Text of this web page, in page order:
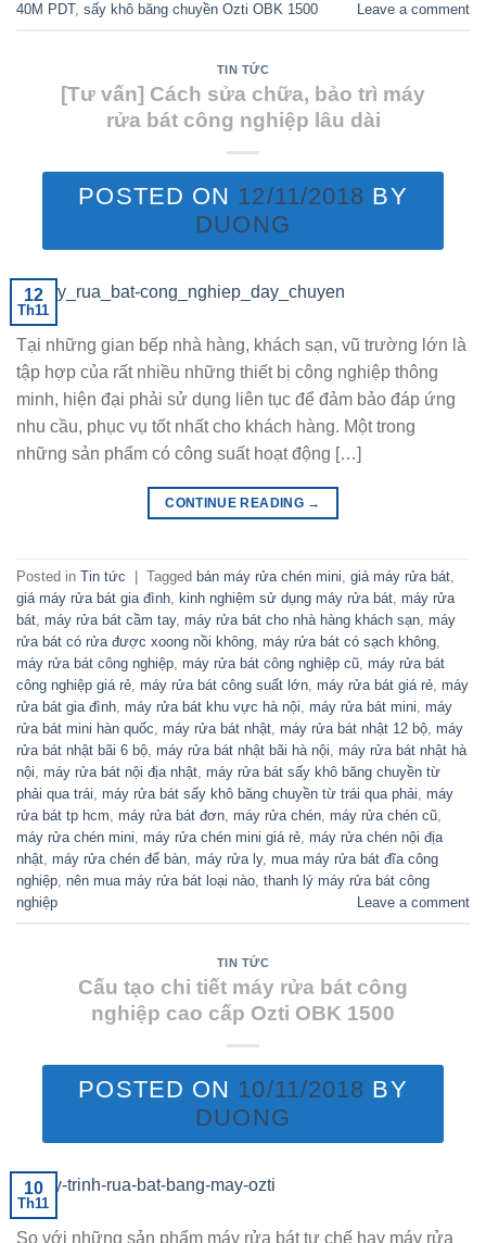
40M PDT, sấy khô băng chuyền Ozti OBK 1500 Leave a comment
TIN TỨC
[Tư vấn] Cách sửa chữa, bảo trì máy
rửa bát công nghiệp lâu dài
POSTED ON 12/11/2018 BY
DUONG
12
Th11
Tại những gian bếp nhà hàng, khách sạn, vũ trường lớn là
tập hợp của rất nhiều những thiết bị công nghiệp thông
minh, hiện đại phải sử dụng liên tục để đảm bảo đáp ứng
nhu cầu, phục vụ tốt nhất cho khách hàng. Một trong
những sản phẩm có công suất hoạt động […]
CONTINUE READING →
Posted in Tin tức Tagged bán máy rửa chén mini, giá máy rửa bát,
giá máy rửa bát gia đình, kinh nghiệm sử dụng máy rửa bát, máy rửa
bát, máy rửa bát cầm tay, máy rửa bát cho nhà hàng khách sạn, máy
rửa bát có rửa được xoong nồi không, máy rửa bát có sạch không,
máy rửa bát công nghiệp, máy rửa bát công nghiệp cũ, máy rửa bát
công nghiệp giá rẻ, máy rửa bát công suất lớn, máy rửa bát giá rẻ, máy
rửa bát gia đình, máy rửa bát khu vực hà nội, máy rửa bát mini, máy
rửa bát mini hàn quốc, máy rửa bát nhật, máy rửa bát nhật 12 bộ, máy
rửa bát nhật bãi 6 bộ, máy rửa bát nhật bãi hà nội, máy rửa bát nhật hà
nội, máy rửa bát nội địa nhật, máy rửa bát sấy khô băng chuyền từ
phải qua trái, máy rửa bát sấy khô băng chuyền từ trái qua phải, máy
rửa bát tp hcm, máy rửa bát đơn, máy rửa chén, máy rửa chén cũ,
máy rửa chén mini, máy rửa chén mini giá rẻ, máy rửa chén nội địa
nhật, máy rửa chén để bàn, máy rửa ly, mua máy rửa bát đĩa công
nghiệp, nên mua máy rửa bát loại nào, thanh lý máy rửa bát công
nghiệp
Leave a comment
TIN TỨC
Cấu tạo chi tiết máy rửa bát công
nghiệp cao cấp Ozti OBK 1500
POSTED ON 10/11/2018 BY
DUONG
10
Th11
So với những sản phẩm máy rửa bát tự chế hay máy rửa